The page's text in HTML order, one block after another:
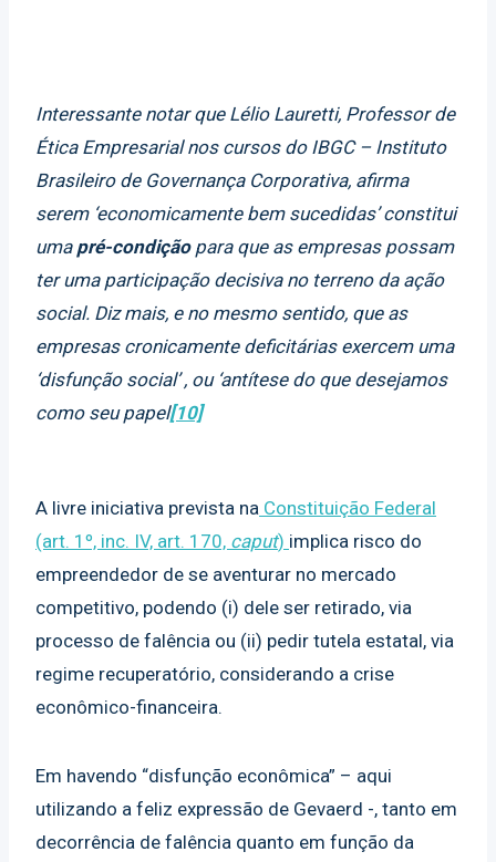
Interessante notar que Lélio Lauretti, Professor de
Ética Empresarial nos cursos do IBGC – Instituto
Brasileiro de Governança Corporativa, afirma
serem ‘economicamente bem sucedidas’ constitui
uma pré-condiçãopara que as empresas possam
ter uma participação decisiva no terreno da ação
social. Diz mais, e no mesmo sentido, que as
empresas cronicamente deficitárias exercem uma
‘disfunção social’ , ou ‘antítese do que desejamos
como seu papel[10]
A livre iniciativa prevista na Constituição Federal
(art. 1º, inc. IV, art. 170, caput) implica risco do
empreendedor de se aventurar no mercado
competitivo, podendo (i) dele ser retirado, via
processo de falência ou (ii) pedir tutela estatal, via
regime recuperatório, considerando a crise
econômico-financeira.
Em havendo “disfunção econômica” – aqui
utilizando a feliz expressão de Gevaerd -, tanto em
decorrência de falência quanto em função da